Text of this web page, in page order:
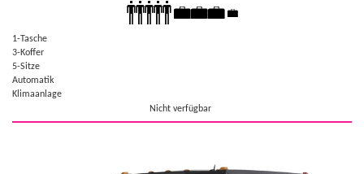
1-Tasche
3-Koffer
5-Sitze
Automatik
Klimaanlage
Nicht verfügbar